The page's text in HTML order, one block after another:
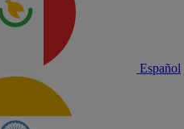
Español